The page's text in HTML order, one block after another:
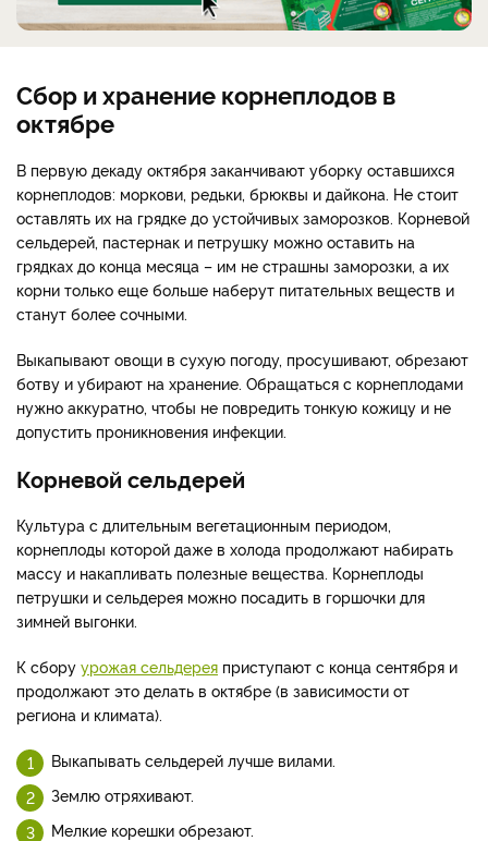
Сбор и хранение корнеплодов в
октябре
В первую декаду октября заканчивают уборку оставшихся
корнеплодов: моркови, редьки, брюквы и дайкона. Не стоит
оставлять их на грядке до устойчивых заморозков. Корневой
сельдерей, пастернак и петрушку можно оставить на
грядках до конца месяца – им не страшны заморозки, а их
корни только еще больше наберут питательных веществ и
станут более сочными.
Выкапывают овощи в сухую погоду, просушивают, обрезают
ботву и убирают на хранение. Обращаться с корнеплодами
нужно аккуратно, чтобы не повредить тонкую кожицу и не
допустить проникновения инфекции.
Корневой сельдерей
Культура с длительным вегетационным периодом,
корнеплоды которой даже в холода продолжают набирать
массу и накапливать полезные вещества. Корнеплоды
петрушки и сельдерея можно посадить в горшочки для
зимней выгонки.
К сбору урожая сельдерея приступают с конца сентября и
продолжают это делать в октябре (в зависимости от
региона и климата).
Выкапывать сельдерей лучше вилами.
Землю отряхивают.
Мелкие корешки обрезают.